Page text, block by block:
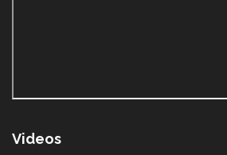
Videos